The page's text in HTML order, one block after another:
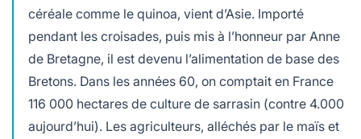
céréale comme le quinoa, vient d’Asie. Importé
pendant les croisades, puis mis à l’honneur par Anne
de Bretagne, il est devenu l’alimentation de base des
Bretons. Dans les années 60, on comptait en France
116 000 hectares de culture de sarrasin (contre 4.000
aujourd’hui). Les agriculteurs, alléchés par le maïs et